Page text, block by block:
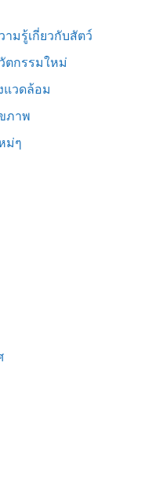
มรู้เกี่ยวกับสัตว์
ตกรรมใหม่
แวดล้อม
ภาพ
ม่ๆ